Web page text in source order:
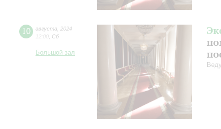
10 августа
2024
12:00 Сб
Большой зал